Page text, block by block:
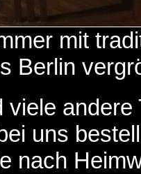
mit
Berlin
viele andere
uns
nach